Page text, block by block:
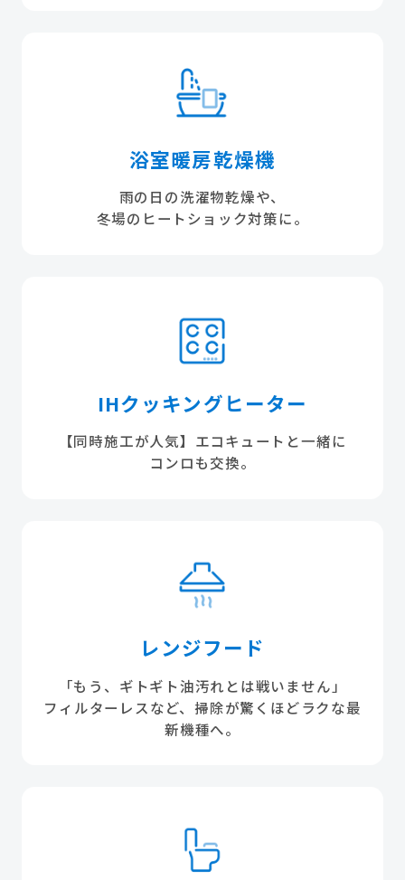
浴室暖房乾燥機
雨の日の洗濯物乾燥や、
冬場のヒートショック対策に。
IHクッキングヒーター
【同時施工が人気】エコキュートと一緒に
コンロも交換。
レンジフード
「もう、ギトギト油汚れとは戦いません」
フィルターレスなど、掃除が驚くほどラクな最
新機種へ。